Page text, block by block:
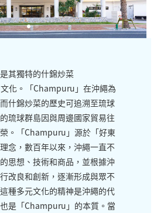
其獨特的什錦炒菜
化。「Champuru」在沖繩為
而什錦炒菜的歷史可追溯至琉球
琉球群島因與周邊國家貿易往
。「Champuru」源於「好東
念，數百年以來，沖繩一直不
思想、技術和商品，並根據沖
改良和創新，逐漸形成與眾不
種多元文化的精神是沖繩的代
是「Champuru」的本質。當